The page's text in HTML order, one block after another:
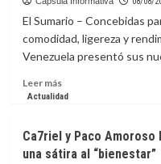
de
‘Jumanji:
Open
lleva
avatares
al
El Sumario – Concebidas
comodidad, ligereza y
Venezuela presentó sus
Leer másLeer
más
las
gorras
Actualidad
Ca7riel y Paco
una sátira al “bienestar”